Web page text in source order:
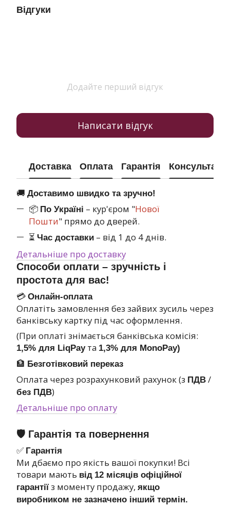
Відгуки
Додайте перший відгук
Написати відгук
Доставка Оплата Гарантія Консультація
🚚 Доставимо швидко та зручно!
📦 По Україні – кур'єром "Нової
Пошти" прямо до дверей.
⏳ Час доставки – від 1 до 4 днів.
Детальніше про доставку
Способи оплати – зручність і
простота для вас!
💳 Онлайн-оплата
Оплатіть замовлення без зайвих зусиль через
банківську картку під час оформлення.
(При оплаті знімається банківська комісія:
1,5% для LiqPayта 1,3% для MonoPay)
🏦 Безготівковий переказ
Оплата через розрахунковий рахунок (з ПДВ /
без ПДВ)
Детальніше про оплату
🛡 Гарантія та повернення
✅ Гарантія
Ми дбаємо про якість вашої покупки! Всі
товари мають від 12 місяців офіційної
гарантії з моменту продажу, якщо
виробником не зазначено інший термін.